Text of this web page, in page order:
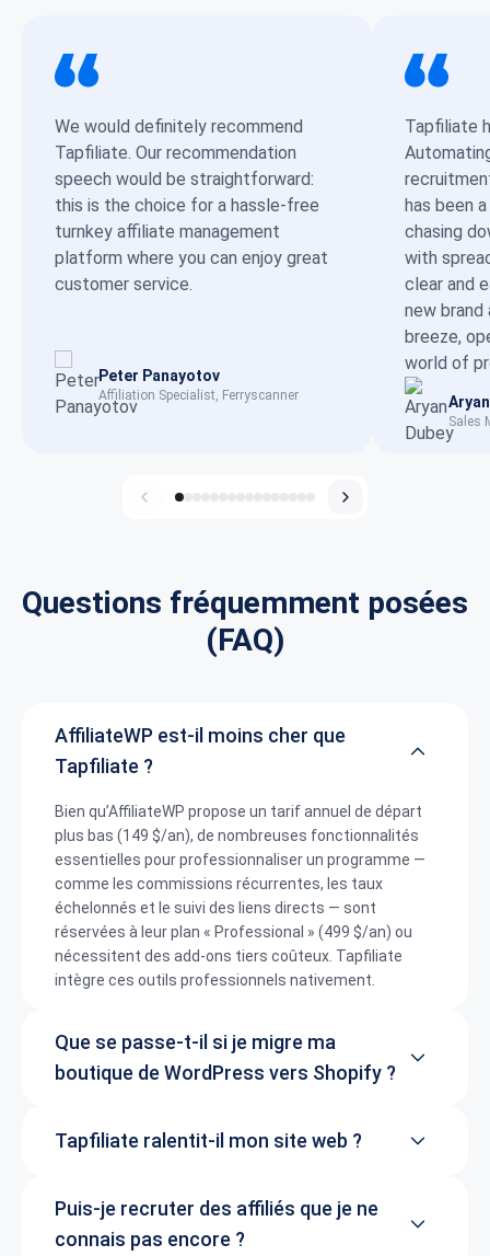
We would definitely recommend
Tapfiliate. Our recommendation
speech would be straightforward:
this is the choice for a hassle-free
turnkey affiliate management
platform where you can enjoy great
customer service.
Peter Panayotov
Affiliation Specialist, Ferryscanner
Tapfiliate
has been
chasing
with
clear and
new brand
breeze,
world of
Sales
Questions fréquemment posées
(FAQ)
AffiliateWP est-il moins cher que
Tapfiliate ?
Bien qu’AffiliateWP propose un tarif annuel de départ
plus bas (149 $/an), de nombreuses fonctionnalités
essentielles pour professionnaliser un programme —
comme les commissions récurrentes, les taux
échelonnés et le suivi des liens directs — sont
réservées à leur plan « Professional » (499 $/an) ou
nécessitent des add-ons tiers coûteux. Tapfiliate
intègre ces outils professionnels nativement.
Que se passe-t-il si je migre ma
boutique de WordPress vers Shopify ?
Tapfiliate ralentit-il mon site web ?
Puis-je recruter des affiliés que je ne
connais pas encore ?